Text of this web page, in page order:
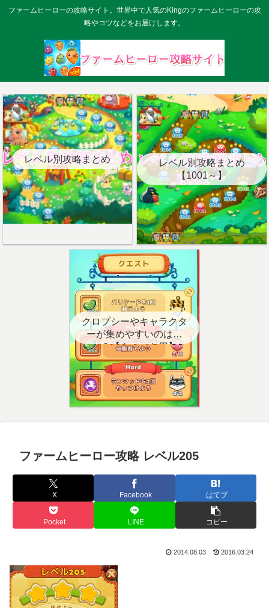
ファームヒーローの攻略サイト。世界中で人気のKingのファームヒーローの攻
略やコツなどをお届けします。
レベル別攻略まとめ
レベル別攻略まとめ
【1001～】
クロプシーやキャラクタ
ーが集めやすいのはど
こ？【クエスト用】
ファームヒーロー攻略 レベル205
X Facebook はてブ
Pocket LINE コピー
2014.08.03 2016.03.24